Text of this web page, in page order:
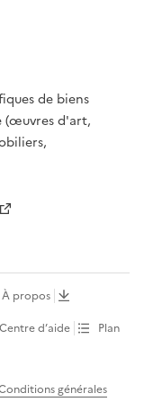
de biens
(œuvres d'art,
À propos
Centre d’aide
Plan
générales